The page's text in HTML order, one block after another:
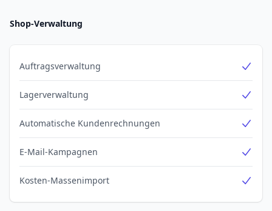
Shop-Verwaltung
Auftragsverwaltung
Lagerverwaltung
Automatische Kundenrechnungen
E-Mail-Kampagnen
Kosten-Massenimport